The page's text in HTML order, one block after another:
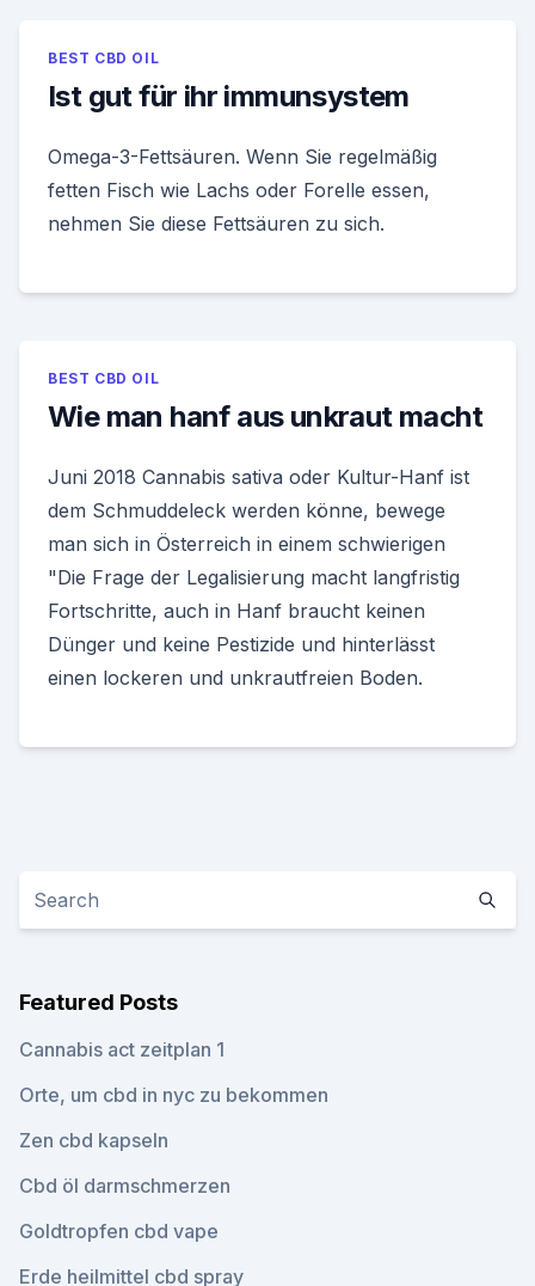
BEST CBD OIL
Ist gut für ihr immunsystem
Omega-3-Fettsäuren. Wenn Sie regelmäßig
fetten Fisch wie Lachs oder Forelle essen,
nehmen Sie diese Fettsäuren zu sich.
BEST CBD OIL
Wie man hanf aus unkraut macht
Juni 2018 Cannabis sativa oder Kultur-Hanf ist
dem Schmuddeleck werden könne, bewege
man sich in Österreich in einem schwierigen
"Die Frage der Legalisierung macht langfristig
Fortschritte, auch in Hanf braucht keinen
Dünger und keine Pestizide und hinterlässt
einen lockeren und unkrautfreien Boden.
Featured Posts
Cannabis act zeitplan 1
Orte, um cbd in nyc zu bekommen
Zen cbd kapseln
Cbd öl darmschmerzen
Goldtropfen cbd vape
Erde heilmittel cbd spray